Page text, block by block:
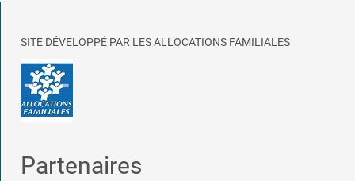
SITE DÉVELOPPÉ PAR LES ALLOCATIONS FAMILIALES
Partenaires